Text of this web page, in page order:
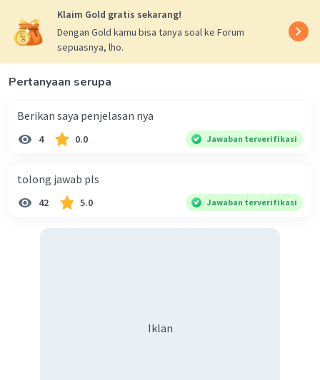
Klaim Gold gratis sekarang!
Dengan Gold kamu bisa tanya soal ke Forum
sepuasnya, lho.
Pertanyaan serupa
Berikan saya penjelasan nya
4 0.0 Jawaban terverifikasi
tolong jawab pls
42 5.0 Jawaban terverifikasi
Iklan